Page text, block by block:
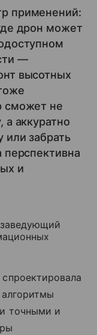
применений:
дрон может
—
высотных
сможет не
а аккуратно
забрать
перспективна
и
заведующий
алгоритмы
точными и